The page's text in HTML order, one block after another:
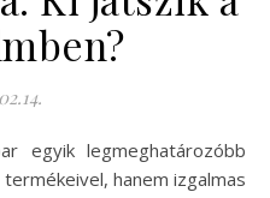
hanem izgalmas